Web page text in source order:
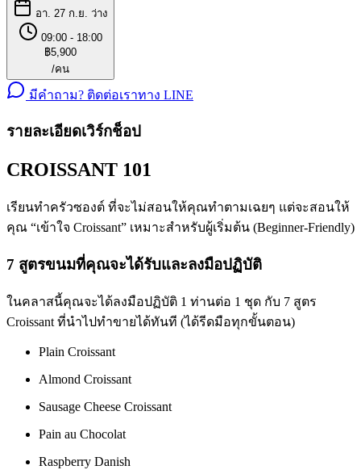
อา. 27 ก.ย. ว่าง
09:00 - 18:00
฿5,900
/คน
มีคำถาม? ติดต่อเราทาง LINE
รายละเอียดเวิร์กช็อป
CROISSANT 101
เรียนทำครัวซองต์ ที่จะไม่สอนให้คุณทำตามเฉยๆ แต่จะสอนให้
คุณ “เข้าใจ Croissant” เหมาะสำหรับผู้เริ่มต้น (Beginner-Friendly)
7 สูตรขนมที่คุณจะได้รับและลงมือปฏิบัติ
ในคลาสนี้คุณจะได้ลงมือปฏิบัติ 1 ท่านต่อ 1 ชุด กับ 7 สูตร
Croissant ที่นำไปทำขายได้ทันที (ได้รีดมือทุกขั้นตอน)
Plain Croissant
Almond Croissant
Sausage Cheese Croissant
Pain au Chocolat
Raspberry Danish